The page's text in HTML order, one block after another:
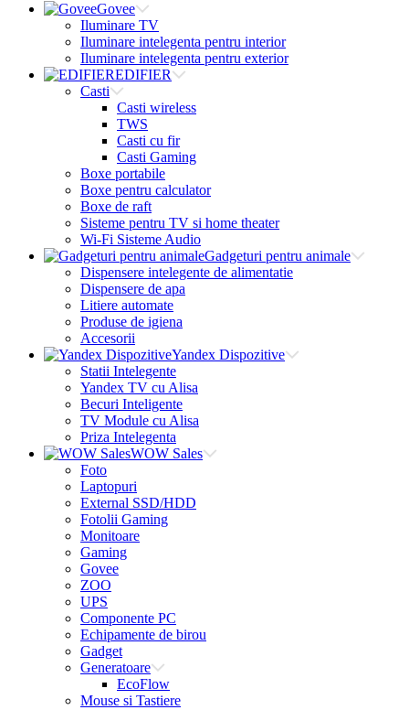
Govee
Iluminare TV
Iluminare intelegenta pentru interior
Iluminare intelegenta pentru exterior
EDIFIER
Casti
Casti wireless
TWS
Casti cu fir
Casti Gaming
Boxe portabile
Boxe pentru calculator
Boxe de raft
Sisteme pentru TV si home theater
Wi-Fi Sisteme Audio
Gadgeturi pentru animale
Dispensere intelegente de alimentatie
Dispensere de apa
Litiere automate
Produse de igiena
Accesorii
Yandex Dispozitive
Statii Intelegente
Yandex TV cu Alisa
Becuri Inteligente
TV Module cu Alisa
Priza Intelegenta
WOW Sales
Foto
Laptopuri
External SSD/HDD
Fotolii Gaming
Monitoare
Gaming
Govee
ZOO
UPS
Componente PC
Echipamente de birou
Gadget
Generatoare
EcoFlow
Mouse si Tastiere